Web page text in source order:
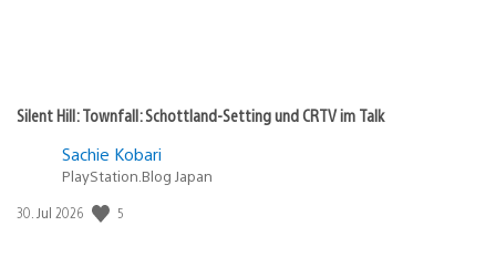
Silent Hill: Townfall: Schottland-Setting und CRTV im Talk
Sachie Kobari
PlayStation.Blog Japan
Veröffentlichungsdatum:
30. Jul 2026 5